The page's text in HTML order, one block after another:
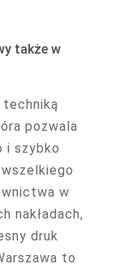
także w
techniką
pozwala
i szybko
w
nakładach,
druk
to